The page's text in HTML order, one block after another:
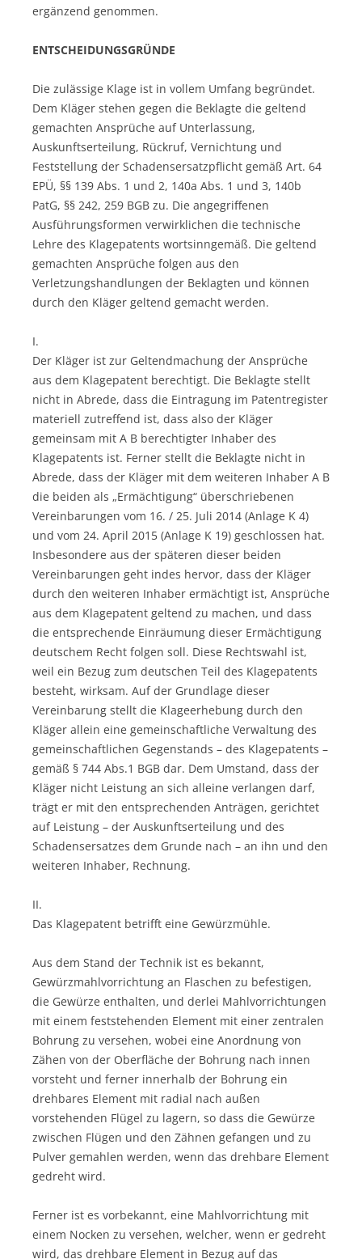
ergänzend genommen.
ENTSCHEIDUNGSGRÜNDE
Die zulässige Klage ist in vollem Umfang begründet.
Dem Kläger stehen gegen die Beklagte die geltend
gemachten Ansprüche auf Unterlassung,
Auskunftserteilung, Rückruf, Vernichtung und
Feststellung der Schadensersatzpflicht gemäß Art. 64
EPÜ, §§ 139 Abs. 1 und 2, 140a Abs. 1 und 3, 140b
PatG, §§ 242, 259 BGB zu. Die angegriffenen
Ausführungsformen verwirklichen die technische
Lehre des Klagepatents wortsinngemäß. Die geltend
gemachten Ansprüche folgen aus den
Verletzungshandlungen der Beklagten und können
durch den Kläger geltend gemacht werden.
I.
Der Kläger ist zur Geltendmachung der Ansprüche
aus dem Klagepatent berechtigt. Die Beklagte stellt
nicht in Abrede, dass die Eintragung im Patentregister
materiell zutreffend ist, dass also der Kläger
gemeinsam mit A B berechtigter Inhaber des
Klagepatents ist. Ferner stellt die Beklagte nicht in
Abrede, dass der Kläger mit dem weiteren Inhaber A B
die beiden als „Ermächtigung“ überschriebenen
Vereinbarungen vom 16. / 25. Juli 2014 (Anlage K 4)
und vom 24. April 2015 (Anlage K 19) geschlossen hat.
Insbesondere aus der späteren dieser beiden
Vereinbarungen geht indes hervor, dass der Kläger
durch den weiteren Inhaber ermächtigt ist, Ansprüche
aus dem Klagepatent geltend zu machen, und dass
die entsprechende Einräumung dieser Ermächtigung
deutschem Recht folgen soll. Diese Rechtswahl ist,
weil ein Bezug zum deutschen Teil des Klagepatents
besteht, wirksam. Auf der Grundlage dieser
Vereinbarung stellt die Klageerhebung durch den
Kläger allein eine gemeinschaftliche Verwaltung des
gemeinschaftlichen Gegenstands – des Klagepatents –
gemäß § 744 Abs.1 BGB dar. Dem Umstand, dass der
Kläger nicht Leistung an sich alleine verlangen darf,
trägt er mit den entsprechenden Anträgen, gerichtet
auf Leistung – der Auskunftserteilung und des
Schadensersatzes dem Grunde nach – an ihn und den
weiteren Inhaber, Rechnung.
II.
Das Klagepatent betrifft eine Gewürzmühle.
Aus dem Stand der Technik ist es bekannt,
Gewürzmahlvorrichtung an Flaschen zu befestigen,
die Gewürze enthalten, und derlei Mahlvorrichtungen
mit einem feststehenden Element mit einer zentralen
Bohrung zu versehen, wobei eine Anordnung von
Zähen von der Oberfläche der Bohrung nach innen
vorsteht und ferner innerhalb der Bohrung ein
drehbares Element mit radial nach außen
vorstehenden Flügel zu lagern, so dass die Gewürze
zwischen Flügen und den Zähnen gefangen und zu
Pulver gemahlen werden, wenn das drehbare Element
gedreht wird.
Ferner ist es vorbekannt, eine Mahlvorrichtung mit
einem Nocken zu versehen, welcher, wenn er gedreht
wird, das drehbare Element in Bezug auf das